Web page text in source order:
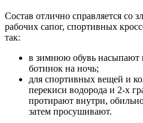
Состав отлично справляется со
рабочих сапог, спортивных
так:
в зимнюю обувь насыпают
ботинок на ночь;
для спортивных вещей и
перекиси водорода и 2-х
протирают внутри,
затем просушивают.